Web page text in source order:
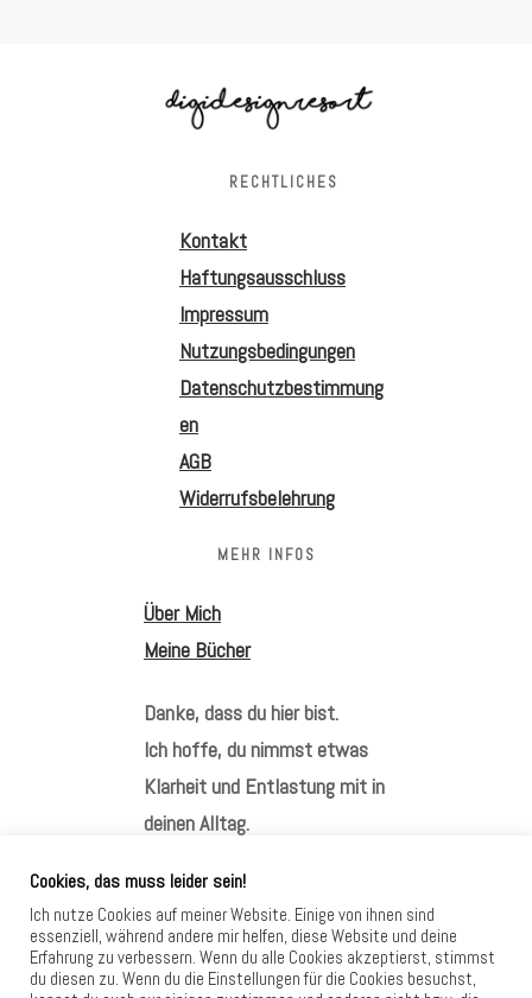
RECHTLICHES
Kontakt
Haftungsausschluss
Impressum
Nutzungsbedingungen
Datenschutzbestimmung
en
AGB
Widerrufsbelehrung
MEHR INFOS
Über Mich
Meine Bücher
Danke, dass du hier bist.
Ich hoffe, du nimmst etwas
Klarheit und Entlastung mit in
deinen Alltag.
HIER FINDEST DU MICH
Cookies, das muss leider sein!
Ich nutze Cookies auf meiner Website. Einige von ihnen sind
essenziell, während andere mir helfen, diese Website und deine
Erfahrung zu verbessern. Wenn du alle Cookies akzeptierst, stimmst
du diesen zu. Wenn du die Einstellungen für die Cookies besuchst,